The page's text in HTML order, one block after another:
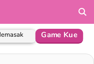
Game Kue